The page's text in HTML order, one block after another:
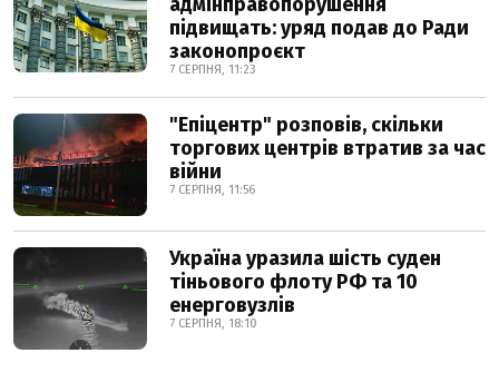
підвищать: уряд подав до Ради
законопроєкт
7 СЕРПНЯ, 11:23
"Епіцентр" розповів, скільки
торгових центрів втратив за час
війни
7 СЕРПНЯ, 11:56
Україна уразила шість суден
тіньового флоту РФ та 10
енерговузлів
7 СЕРПНЯ, 18:10